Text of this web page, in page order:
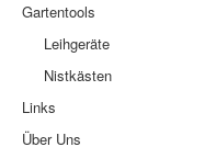
Gartentools
Leihgeräte
Nistkästen
Links
Über Uns